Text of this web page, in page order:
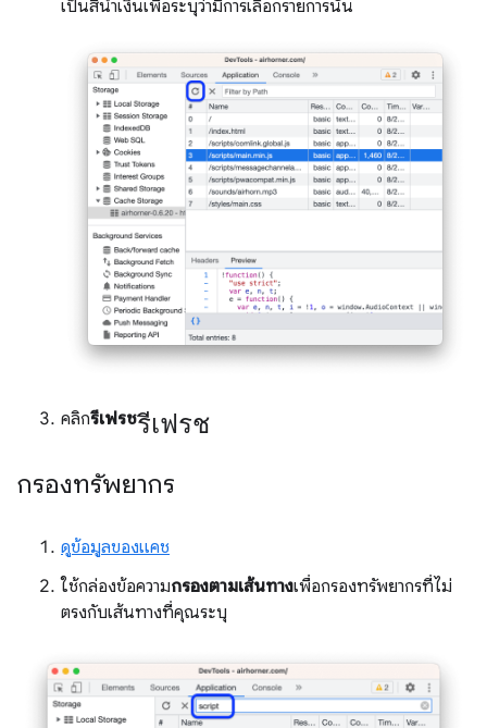
เป็นสีน้ำเงินเพื่อระบุว่ามีการเลือกรายการนั้น
คลิกรีเฟรชรีเฟรช
กรองทรัพยากร
ดูข้อมูลของแคช
ใช้กล่องข้อความกรองตามเส้นทางเพื่อกรองทรัพยากรที่ไม่
ตรงกับเส้นทางที่คุณระบุ